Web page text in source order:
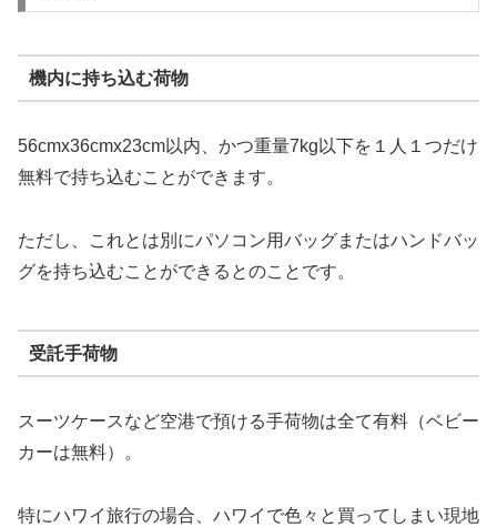
機内に持ち込む荷物
56cmx36cmx23cm以内、かつ重量7kg以下を１人１つだけ
無料で持ち込むことができます。
ただし、これとは別にパソコン用バッグまたはハンドバッ
グを持ち込むことができるとのことです。
受託手荷物
スーツケースなど空港で預ける手荷物は全て有料（ベビー
カーは無料）。
特にハワイ旅行の場合、ハワイで色々と買ってしまい現地